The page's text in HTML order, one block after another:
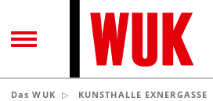
TOGGLE
Das WUK KUNSTHALLE EXNERGASSE